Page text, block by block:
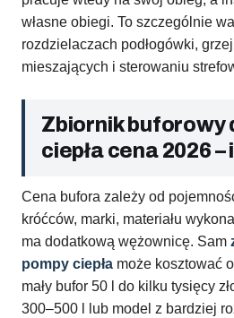
własne obiegi. To szczególnie
rozdzielaczach podłogówki,
mieszających i sterowaniu
Zbiornik buforowy
ciepła cena 2026
Cena bufora zależy od
króćców, marki, materiału
ma dodatkową wężownicę. Sam
pompy ciepła może kosztować
mały bufor 50 l do kilku tysięcy
300–500 l lub model z bardziej